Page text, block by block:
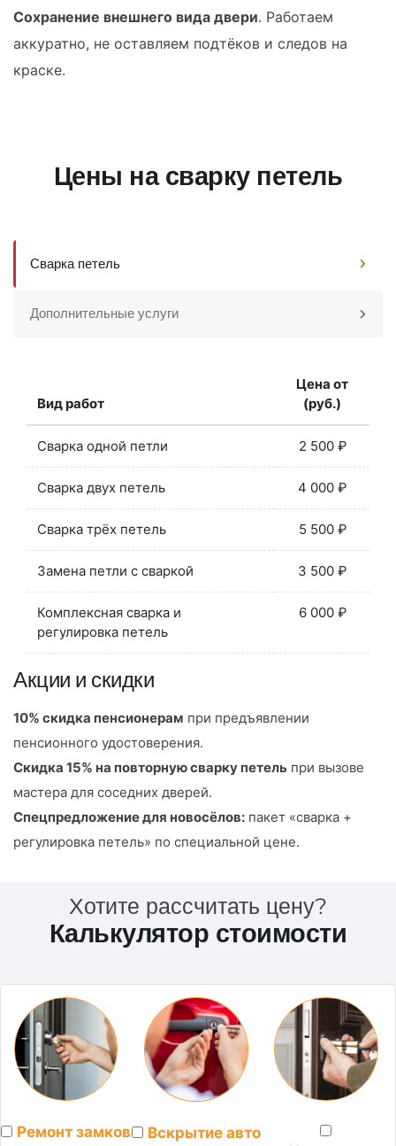
Сохранение внешнего вида двери. Работаем
аккуратно, не оставляем подтёков и следов на
краске.
Цены на сварку петель
Сварка петель
Дополнительные услуги
Вид работ
Цена от
(руб.)
Сварка одной петли 2 500 ₽
Сварка двух петель 4 000 ₽
Сварка трёх петель 5 500 ₽
Замена петли с сваркой 3 500 ₽
Комплексная сварка и
регулировка петель
6 000 ₽
Акции и скидки
10% скидка пенсионерам при предъявлении
пенсионного удостоверения.
Скидка 15% на повторную сварку петель при вызове
мастера для соседних дверей.
Спецпредложение для новосёлов: пакет «сварка +
регулировка петель» по специальной цене.
Хотите рассчитать цену?
Калькулятор стоимости
Ремонт замков
Вскрытие авто